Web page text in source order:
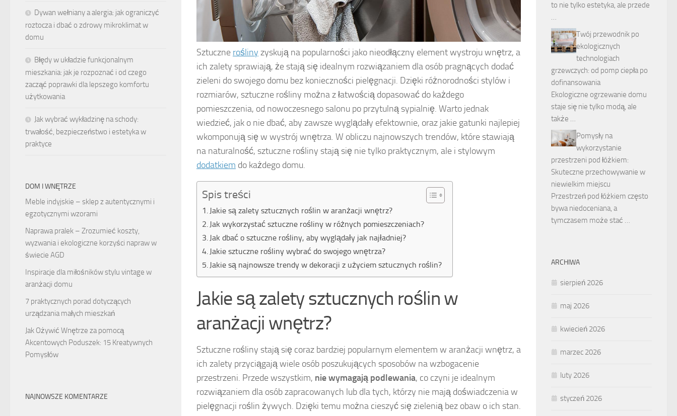
Sztuczne rośliny zyskują na popularności jako nieodłączny element wystroju wnętrz, a
ich zalety sprawiają, że stają się idealnym rozwiązaniem dla osób pragnących dodać
zieleni do swojego domu bez konieczności pielęgnacji. Dzięki różnorodności stylów i
rozmiarów, sztuczne rośliny można z łatwością dopasować do każdego
pomieszczenia, od nowoczesnego salonu po przytulną sypialnię. Warto jednak
wiedzieć, jak o nie dbać, aby zawsze wyglądały efektownie, oraz jakie gatunki najlepiej
wkomponują się w wystrój wnętrza. W obliczu najnowszych trendów, które stawiają
na naturalność, sztuczne rośliny stają się nie tylko praktycznym, ale i stylowym
dodatkiem do każdego domu.
Spis treści
Jakie są zalety sztucznych roślin w aranżacji wnętrz?
Jak wykorzystać sztuczne rośliny w różnych pomieszczeniach?
Jak dbać o sztuczne rośliny, aby wyglądały jak najładniej?
Jakie sztuczne rośliny wybrać do swojego wnętrza?
Jakie są najnowsze trendy w dekoracji z użyciem sztucznych roślin?
Jakie są zalety sztucznych roślin w
aranżacji wnętrz?
Sztuczne rośliny stają się coraz bardziej popularnym elementem w aranżacji wnętrz, a
ich zalety przyciągają wiele osób poszukujących sposobów na wzbogacenie
przestrzeni. Przede wszystkim, nie wymagają podlewania, co czyni je idealnym
rozwiązaniem dla osób zapracowanych lub dla tych, którzy nie mają doświadczenia w
pielęgnacji roślin żywych. Dzięki temu można cieszyć się zielenią bez obaw o ich stan.
Dywan wełniany a alergia: jak ograniczyć
roztocza i dbać o zdrowy mikroklimat w
domu
Błędy w układzie funkcjonalnym
mieszkania: jak je rozpoznać i od czego
zacząć poprawki dla lepszego komfortu
użytkowania
Jak wybrać wykładzinę na schody:
trwałość, bezpieczeństwo i estetyka w
praktyce
DOM I WNĘTRZE
Meble indyjskie – sklep z autentycznymi i
egzotycznymi wzorami
Naprawa pralek – Zrozumieć koszty,
wyzwania i ekologiczne korzyści napraw w
świecie AGD
Inspiracje dla miłośników stylu vintage w
aranżacji domu
7 praktycznych porad dotyczących
urządzania małych mieszkań
Jak Ożywić Wnętrze za pomocą
Akcentowych Poduszek: 15 Kreatywnych
Pomysłów
NAJNOWSZE KOMENTARZE
to nie tylko estetyka, ale przede
…
Twój przewodnik po
ekologicznych
technologiach
grzewczych: od pomp ciepła po
dofinansowania
Ekologiczne ogrzewanie domu
staje się nie tylko modą, ale
także …
Pomysły na
wykorzystanie
przestrzeni pod łóżkiem:
Skuteczne przechowywanie w
niewielkim miejscu
Przestrzeń pod łóżkiem często
bywa niedoceniana, a
tymczasem może stać …
ARCHIWA
sierpień 2026
maj 2026
kwiecień 2026
marzec 2026
luty 2026
styczeń 2026